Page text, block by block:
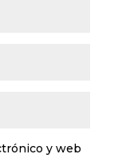
y web